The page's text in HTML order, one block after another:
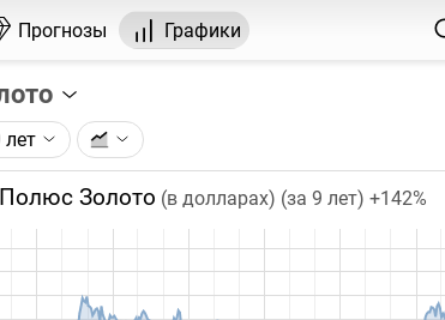
Прогнозы Графики
(PLZL), торгуемой на Московской бирже.
приведены к ценам после сплита.
- цена закрытия дня, недели или месяца.
(день, неделя, месяц) подбирается
графика.
лет
Золото (в долларах) (за 9 лет) +142%